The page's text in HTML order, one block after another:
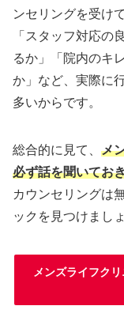
ンセリングを受け
「スタッフ対応の
るか」「院内のキ
か」など、実際に
多いからです。
総合的に見て、 メ
必ず話を聞いてお
カウンセリングは
ックを見つけまし
メンズライフク